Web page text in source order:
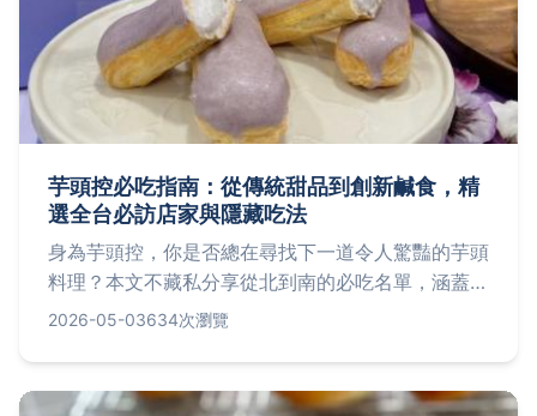
芋頭控必吃指南：從傳統甜品到創新鹹食，精
選全台必訪店家與隱藏吃法
身為芋頭控，你是否總在尋找下一道令人驚豔的芋頭
料理？本文不藏私分享從北到南的必吃名單，涵蓋經
典芋圓、綿密芋泥到創意鹹食，並揭露只有老饕才知
2026-05-03634次瀏覽